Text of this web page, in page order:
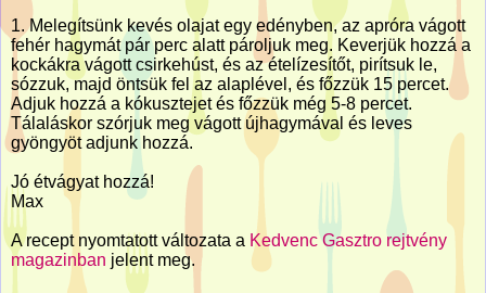
1. Melegítsünk kevés olajat egy edényben, az apróra vágott
fehér hagymát pár perc alatt pároljuk meg. Keverjük hozzá a
kockákra vágott csirkehúst, és az ételízesítőt, pirítsuk le,
sózzuk, majd öntsük fel az alaplével, és főzzük 15 percet.
Adjuk hozzá a kókusztejet és főzzük még 5-8 percet.
Tálaláskor szórjuk meg vágott újhagymával és leves
gyöngyöt adjunk hozzá.
Jó étvágyat hozzá!
Max
A recept nyomtatott változata a Kedvenc Gasztro rejtvény
magazinban jelent meg.